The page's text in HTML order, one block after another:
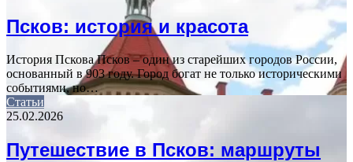
Псков: история и красота
История Пскова Псков – один из старейших городов России,
основанный в 903 году. Город богат не только историческими
событиями, но…
Статьи
25.02.2026
Путешествие в Псков: маршруты